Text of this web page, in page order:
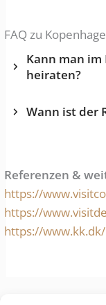
FAQ zu
Kann man im
heiraten?
Wann ist der
Referenzen &
https://
https://
https://